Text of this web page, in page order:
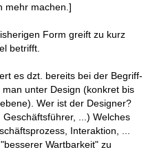
mehr machen.]
Form greift zu kurz
betrifft.
es dzt. bereits bei der Begriff-
unter Design (konkret bis
Wer ist der Designer?
...) Welches
Interaktion, ...
Wartbarkeit" zu